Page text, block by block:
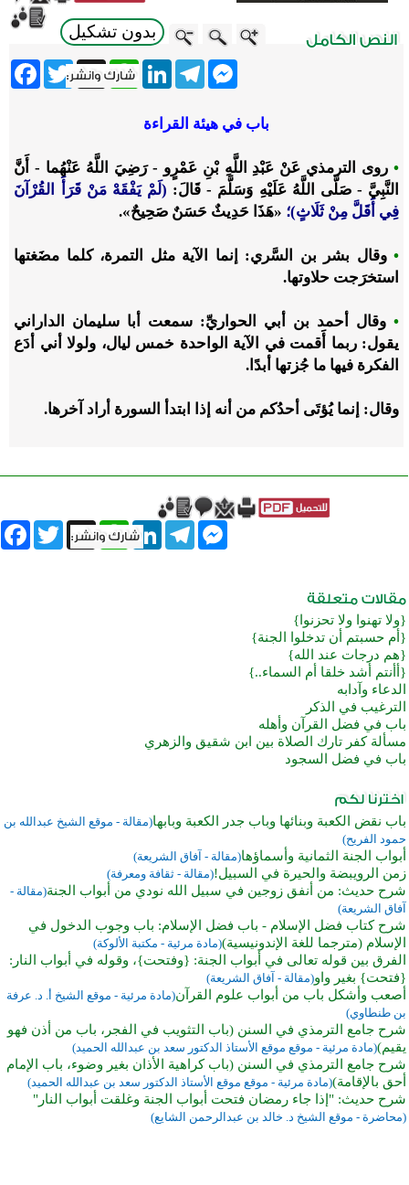
بدون تشكيل
Twitter X
WhatsApp
LinkedInTelegram
Messenger
باب في هيئة القراءة
• روى الترمذي عَنْ عَبْدِ اللَّهِ بْنِ عَمْرٍو - رَضِيَ اللَّهُ عَنْهُما - أَنَّ
النَّبِيَّ - صَلَّى اللَّهُ عَلَيْهِ وَسَلَّمَ - قَالَ: (لَمْ يَفْقَهْ مَنْ قَرَأَ القُرْآنَ
فِي أَقَلَّ مِنْ ثَلَاثٍ)؛ «هَذَا حَدِيثٌ حَسَنٌ صَحِيحٌ».
• وقال بشر بن السَّري: إنما الآية مثل التمرة، كلما مضَغتها
استخرَجت حلاوتها.
• وقال أحمد بن أبي الحواريِّ: سمعت أبا سليمان الداراني
يقول: ربما أَقمت في الآية الواحدة خمس ليال، ولولا أني أدَع
الفكرة فيها ما جُزتها أبدًا.
وقال: إنما يُؤتَى أحدُكم من أنه إذا ابتدأ السورة أراد آخرها.
Twitter X
WhatsAppLinkedInTelegram
Messenger
{ولا تهنوا ولا تحزنوا}
{أم حسبتم أن تدخلوا الجنة}
{هم درجات عند الله}
{أأنتم أشد خلقا أم السماء..}
الدعاء وآدابه
الترغيب في الذكر
باب في فضل القرآن وأهله
مسألة كفر تارك الصلاة بين ابن شقيق والزهري
باب في فضل السجود
باب نقض الكعبة وبنائها وباب جدر الكعبة وبابها(مقالة - موقع الشيخ عبدالله بن
حمود الفريح)
أبواب الجنة الثمانية وأسماؤها(مقالة - آفاق الشريعة)
زمن الرويبضة والحيرة في السبيل!(مقالة - ثقافة ومعرفة)
شرح حديث: من أنفق زوجين في سبيل الله نودي من أبواب الجنة(مقالة -
آفاق الشريعة)
شرح كتاب فضل الإسلام - باب فضل الإسلام: باب وجوب الدخول في
الإسلام (مترجما للغة الإندونيسية)(مادة مرئية - مكتبة الألوكة)
الفرق بين قوله تعالى في أبواب الجنة: {وفتحت}، وقوله في أبواب النار:
{فتحت} بغير واو(مقالة - آفاق الشريعة)
أصعب وأشكل باب من أبواب علوم القرآن(مادة مرئية - موقع الشيخ أ. د. عرفة
بن طنطاوي)
شرح جامع الترمذي في السنن (باب التثويب في الفجر، باب من أذن فهو
يقيم)(مادة مرئية - موقع موقع الأستاذ الدكتور سعد بن عبدالله الحميد)
شرح جامع الترمذي في السنن (باب كراهية الأذان بغير وضوء، باب الإمام
أحق بالإقامة)(مادة مرئية - موقع موقع الأستاذ الدكتور سعد بن عبدالله الحميد)
شرح حديث: "إذا جاء رمضان فتحت أبواب الجنة وغلقت أبواب النار"
(محاضرة - موقع الشيخ د. خالد بن عبدالرحمن الشايع)